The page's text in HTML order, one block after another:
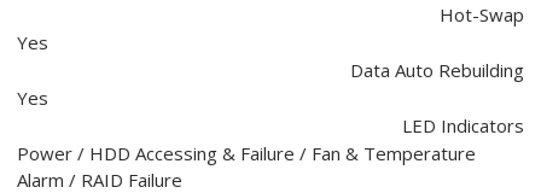
Hot-Swap
Yes
Data Auto Rebuilding
Yes
LED Indicators
Power / HDD Accessing & Failure / Fan & Temperature
Alarm / RAID Failure